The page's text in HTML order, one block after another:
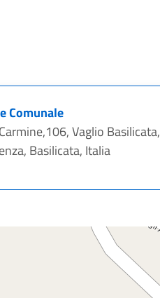
Comunale
Vaglio Basilicata,
Basilicata, Italia